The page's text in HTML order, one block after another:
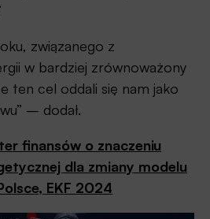
związanego z
w bardziej zrównoważony
ten cel oddali się nam jako
– dodał.
finansów o znaczeniu
dla zmiany modelu
EKF 2024